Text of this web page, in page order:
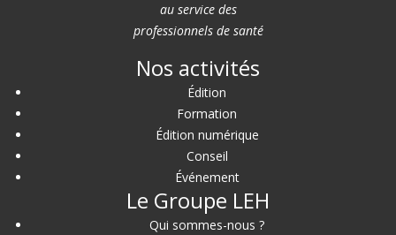
au service des
professionnels de santé
Nos activités
Édition
Formation
Édition numérique
Conseil
Événement
Le Groupe LEH
Qui sommes-nous ?